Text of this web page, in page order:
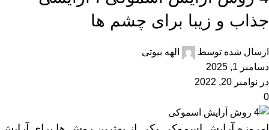
جذاب و زیبا برای چشم ها
ارسال شده توسط
الهه بیوتی
دسامبر 1, 2025
در نوامبر 20, 2022
0